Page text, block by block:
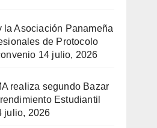
la Asociación Panameña
de Protocolo
14 julio, 2026
realiza segundo Bazar
Estudiantil
julio, 2026